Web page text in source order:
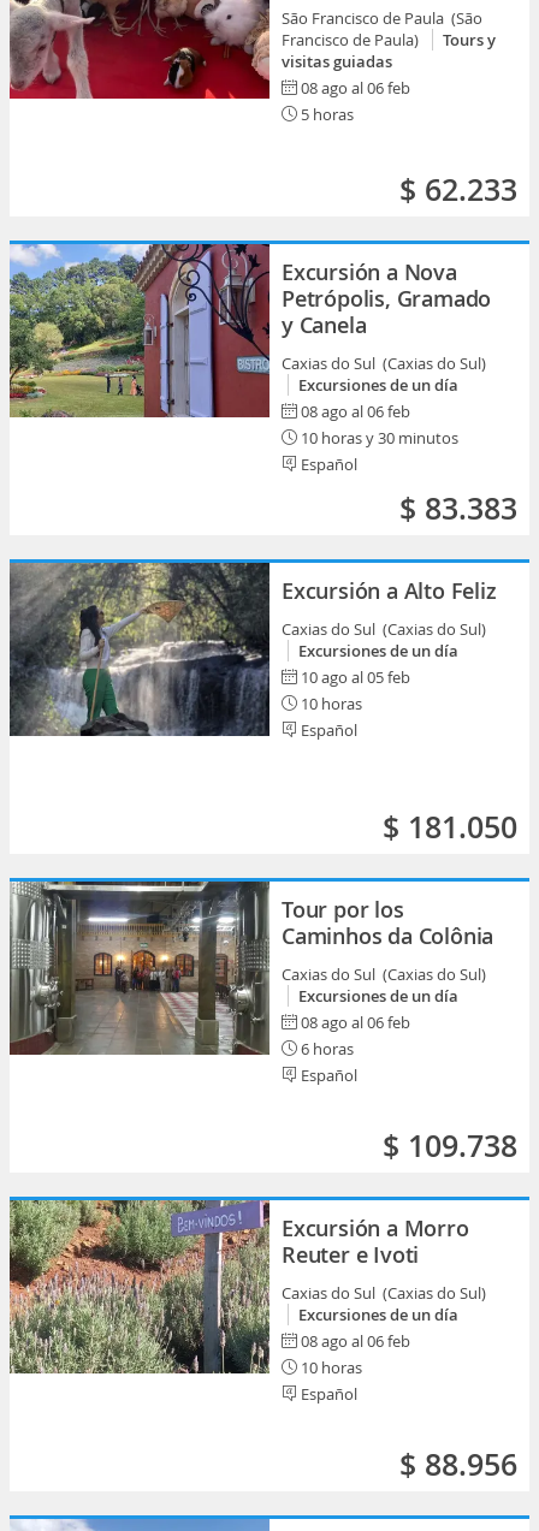
São Francisco de Paula (São
Francisco de Paula)
Tours y
visitas guiadas
08 ago al 06 feb
5 horas
$ 62.233
Excursión a Nova
Petrópolis, Gramado
y Canela
Caxias do Sul (Caxias do Sul)
Excursiones de un día
08 ago al 06 feb
10 horas y 30 minutos
Español
$ 83.383
Excursión a Alto Feliz
Caxias do Sul (Caxias do Sul)
Excursiones de un día
10 ago al 05 feb
10 horas
Español
$ 181.050
Tour por los
Caminhos da Colônia
Caxias do Sul (Caxias do Sul)
Excursiones de un día
08 ago al 06 feb
6 horas
Español
$ 109.738
Excursión a Morro
Reuter e Ivoti
Caxias do Sul (Caxias do Sul)
Excursiones de un día
08 ago al 06 feb
10 horas
Español
$ 88.956